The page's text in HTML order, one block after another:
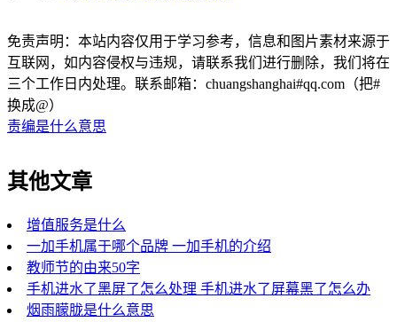
免责声明：本站内容仅用于学习参考，信息和图片素材来源于
互联网，如内容侵权与违规，请联系我们进行删除，我们将在
三个工作日内处理。联系邮箱：chuangshanghai#qq.com（把#
换成@）
责编是什么意思
其他文章
增值服务是什么
一加手机属于哪个品牌 一加手机的介绍
教师节的由来50字
手机进水了黑屏了怎么处理 手机进水了屏幕黑了怎么办
烟雨朦胧是什么意思